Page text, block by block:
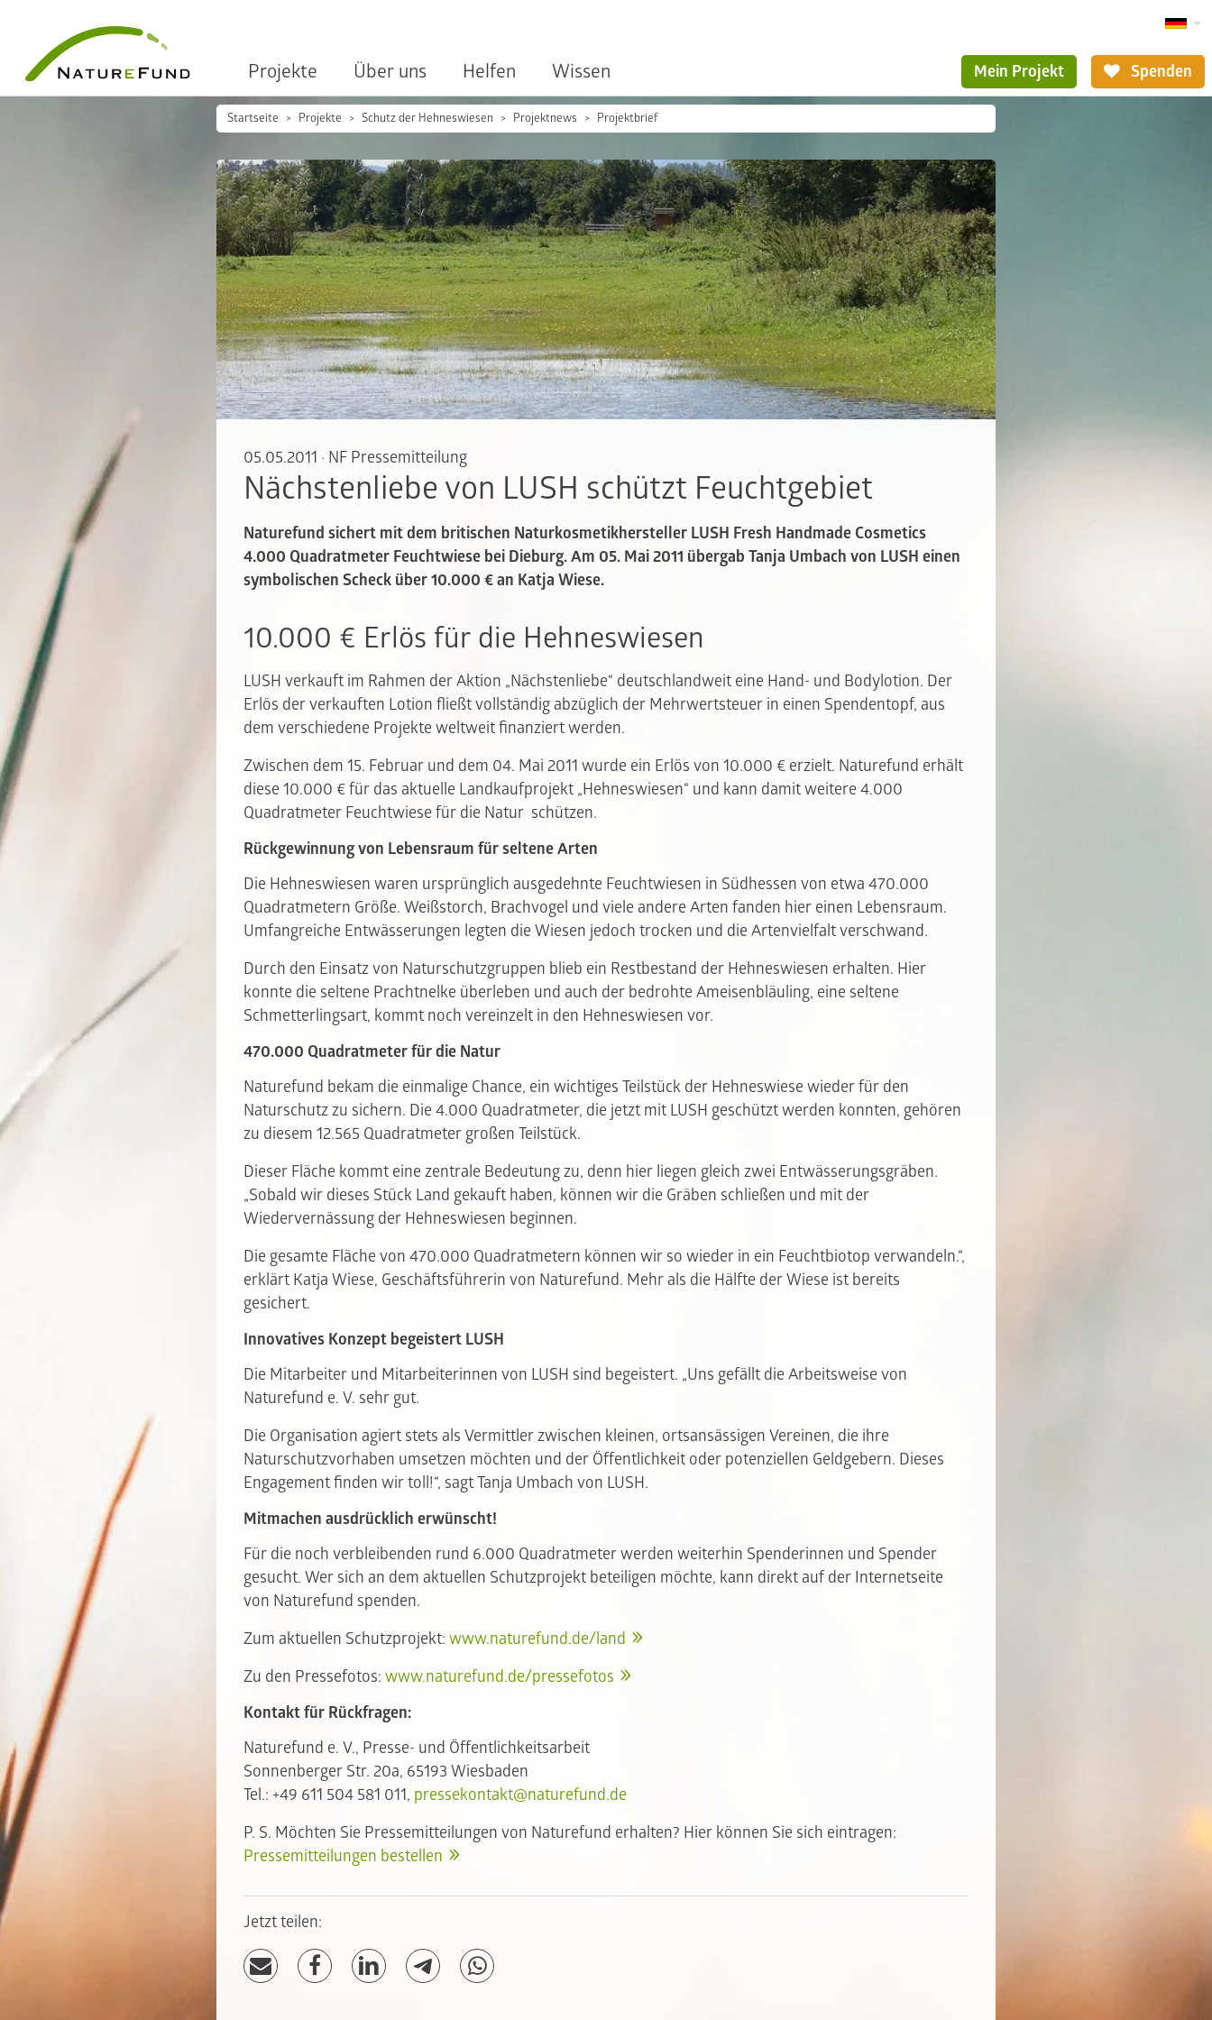
Projekte Über uns Helfen Wissen Mein Projekt Spenden
Startseite Projekte Schutz der Hehneswiesen Projektnews Projektbrief
05.05.2011 · NF Pressemitteilung
Nächstenliebe von LUSH schützt Feuchtgebiet
Naturefund sichert mit dem britischen Naturkosmetikhersteller LUSH Fresh Handmade Cosmetics
4.000 Quadratmeter Feuchtwiese bei Dieburg. Am 05. Mai 2011 übergab Tanja Umbach von LUSH einen
symbolischen Scheck über 10.000 € an Katja Wiese.
10.000 € Erlös für die Hehneswiesen
LUSH verkauft im Rahmen der Aktion „Nächstenliebe“ deutschlandweit eine Hand- und Bodylotion. Der
Erlös der verkauften Lotion fließt vollständig abzüglich der Mehrwertsteuer in einen Spendentopf, aus
dem verschiedene Projekte weltweit finanziert werden.
Zwischen dem 15. Februar und dem 04. Mai 2011 wurde ein Erlös von 10.000 € erzielt. Naturefund erhält
diese 10.000 € für das aktuelle Landkaufprojekt „Hehneswiesen“ und kann damit weitere 4.000
Quadratmeter Feuchtwiese für die Natur schützen.
Rückgewinnung von Lebensraum für seltene Arten
Die Hehneswiesen waren ursprünglich ausgedehnte Feuchtwiesen in Südhessen von etwa 470.000
Quadratmetern Größe. Weißstorch, Brachvogel und viele andere Arten fanden hier einen Lebensraum.
Umfangreiche Entwässerungen legten die Wiesen jedoch trocken und die Artenvielfalt verschwand.
Durch den Einsatz von Naturschutzgruppen blieb ein Restbestand der Hehneswiesen erhalten. Hier
konnte die seltene Prachtnelke überleben und auch der bedrohte Ameisenbläuling, eine seltene
Schmetterlingsart, kommt noch vereinzelt in den Hehneswiesen vor.
470.000 Quadratmeter für die Natur
Naturefund bekam die einmalige Chance, ein wichtiges Teilstück der Hehneswiese wieder für den
Naturschutz zu sichern. Die 4.000 Quadratmeter, die jetzt mit LUSH geschützt werden konnten, gehören
zu diesem 12.565 Quadratmeter großen Teilstück.
Dieser Fläche kommt eine zentrale Bedeutung zu, denn hier liegen gleich zwei Entwässerungsgräben.
„Sobald wir dieses Stück Land gekauft haben, können wir die Gräben schließen und mit der
Wiedervernässung der Hehneswiesen beginnen.
Die gesamte Fläche von 470.000 Quadratmetern können wir so wieder in ein Feuchtbiotop verwandeln.“,
erklärt Katja Wiese, Geschäftsführerin von Naturefund. Mehr als die Hälfte der Wiese ist bereits
gesichert.
Innovatives Konzept begeistert LUSH
Die Mitarbeiter und Mitarbeiterinnen von LUSH sind begeistert. „Uns gefällt die Arbeitsweise von
Naturefund e. V. sehr gut.
Die Organisation agiert stets als Vermittler zwischen kleinen, ortsansässigen Vereinen, die ihre
Naturschutzvorhaben umsetzen möchten und der Öffentlichkeit oder potenziellen Geldgebern. Dieses
Engagement finden wir toll!“, sagt Tanja Umbach von LUSH.
Mitmachen ausdrücklich erwünscht!
Für die noch verbleibenden rund 6.000 Quadratmeter werden weiterhin Spenderinnen und Spender
gesucht. Wer sich an dem aktuellen Schutzprojekt beteiligen möchte, kann direkt auf der Internetseite
von Naturefund spenden.
Zum aktuellen Schutzprojekt: www.naturefund.de/land
Zu den Pressefotos: www.naturefund.de/pressefotos
Kontakt für Rückfragen:
Naturefund e. V., Presse- und Öffentlichkeitsarbeit
Sonnenberger Str. 20a, 65193 Wiesbaden
Tel.: +49 611 504 581 011, pressekontakt@naturefund.de
P. S. Möchten Sie Pressemitteilungen von Naturefund erhalten? Hier können Sie sich eintragen:
Pressemitteilungen bestellen
Jetzt teilen: